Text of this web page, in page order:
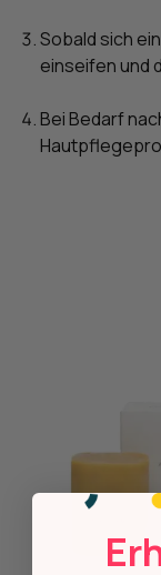
Sobald sich
einseifen und
Bei Bedarf